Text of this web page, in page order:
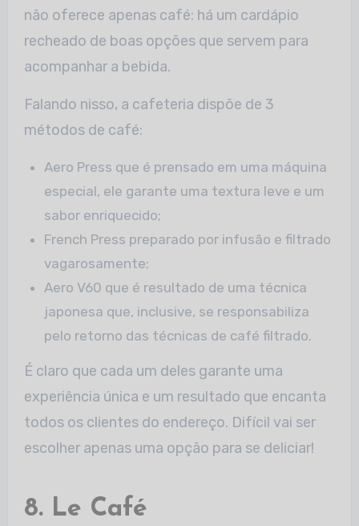
não oferece apenas café: há um cardápio
recheado de boas opções que servem para
acompanhar a bebida.
Falando nisso, a cafeteria dispõe de 3
métodos de café:
Aero Press que é prensado em uma máquina
especial, ele garante uma textura leve e um
sabor enriquecido;
French Press preparado por infusão e filtrado
vagarosamente;
Aero V60 que é resultado de uma técnica
japonesa que, inclusive, se responsabiliza
pelo retorno das técnicas de café filtrado.
É claro que cada um deles garante uma
experiência única e um resultado que encanta
todos os clientes do endereço. Difícil vai ser
escolher apenas uma opção para se deliciar!
8. Le Café